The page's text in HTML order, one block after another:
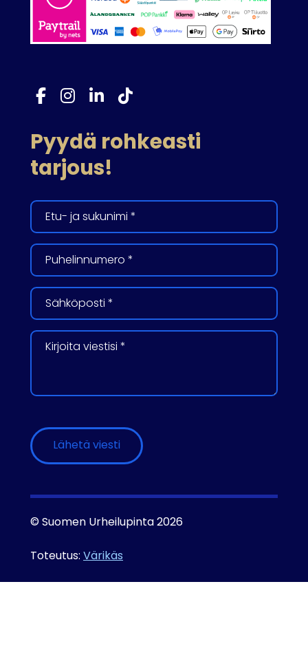
Pyydä rohkeasti
tarjous!
Lähetä viesti
© Suomen Urheilupinta 2026
Toteutus:Värikäs